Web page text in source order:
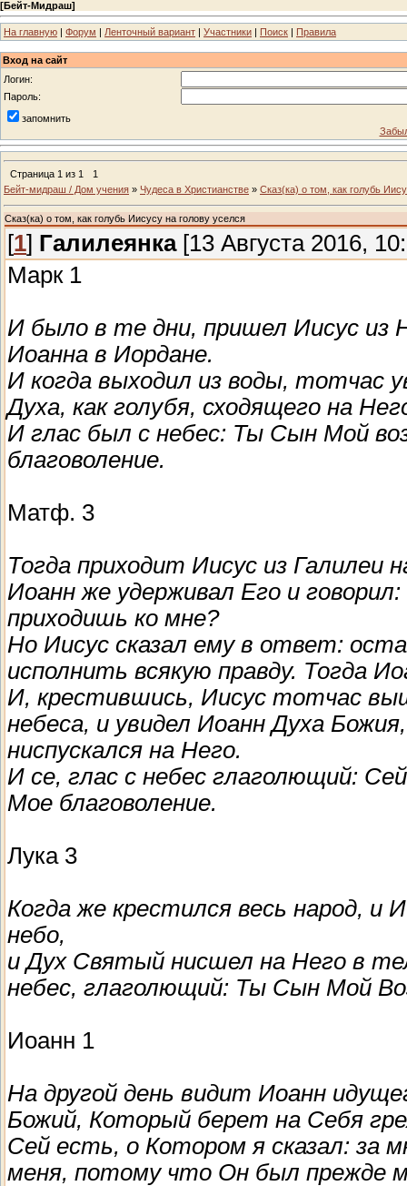
[Бейт-Мидраш]
На главную | Форум | Ленточный вариант | Участники | Поиск | Правила
Вход на сайт
Логин:
Пароль:
запомнить
Страница 1 из 1
1
Бейт-мидраш / Дом учения » Чудеса в Христианстве » Сказ(ка) о том, как голубь
Сказ(ка) о том, как голубь Иисусу на голову уселся
[1] Галилеянка[13 Августа 2016,
Марк 1
И было в те дни, пришел Иисус из
Иоанна в Иордане.
И когда выходил из воды, тотчас
Духа, как голубя, сходящего на
И глас был с небес: Ты Сын Мой
благоволение.
Матф. 3
Тогда приходит Иисус из Галилеи
Иоанн же удерживал Его и
приходишь ко мне?
Но Иисус сказал ему в ответ:
исполнить всякую правду. Тогда
И, крестившись, Иисус тотчас
небеса, и увидел Иоанн Духа
ниспускался на Него.
И се, глас с небес глаголющий:
Мое благоволение.
Лука 3
Когда же крестился весь народ, и
небо,
и Дух Святый нисшел на Него в
небес, глаголющий: Ты Сын Мой
Иоанн 1
На другой день видит Иоанн
Божий, Который берет на Себя
Сей есть, о Котором я сказал: за
меня, потому что Он был прежде